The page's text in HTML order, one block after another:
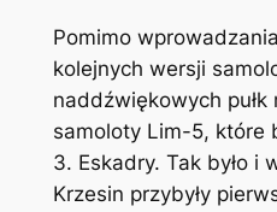
Pomimo
kolejnych wersji
naddźwiękowych pułk
samoloty Lim-5, które
3. Eskadry. Tak było i
Krzesin przybyły